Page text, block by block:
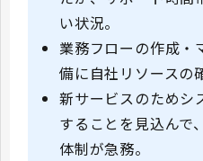
い状況。
業務フローの作成・
備に自社リソースの
新サービスのためシ
することを見込んで
体制が急務。